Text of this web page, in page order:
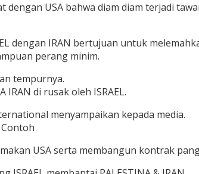
dengan USA bahwa diam diam terjadi
dengan IRAN bertujuan untuk
perang minim.
tempurnya.
di rusak oleh ISRAEL.
menyampaikan kepada media.
USA serta membangun kontrak